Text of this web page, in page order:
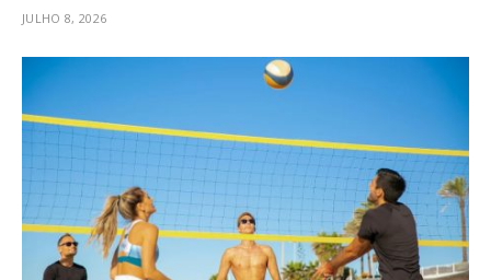
JULHO 8, 2026